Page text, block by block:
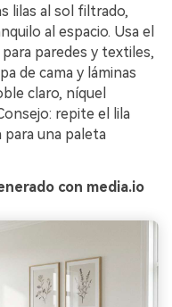
lilas al sol filtrado,
al espacio. Usa el
paredes y textiles,
de cama y láminas
claro, níquel
repite el lila
para una paleta
con media.io